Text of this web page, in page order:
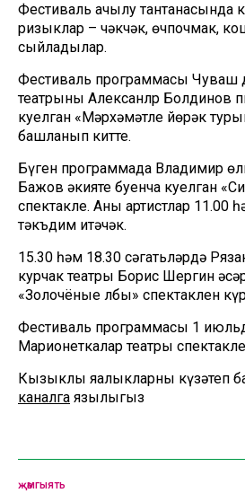
Фестиваль ачылу тантанасында
ризыклар – чәкчәк, өчпочмак,
сыйладылар.
Фестиваль программасы Чуваш
театрының Алексанлр Болдинов
куелган «Мәрхәмәтле йөрәк
башланып китте.
Бүген программада Владимир
Бажов әкияте буенча куелган
спектакле. Аны артистлар 11.00
тәкъдим итәчәк.
15.30 һәм 18.30 сәгатьләрдә
курчак театры Борис Шергин
«Золочёные лбы» спектаклен
Фестиваль программасы 1
Марионеткалар театры
Кызыклы яңалыкларны күзәтеп
каналга язылыгыз
җәмгыять